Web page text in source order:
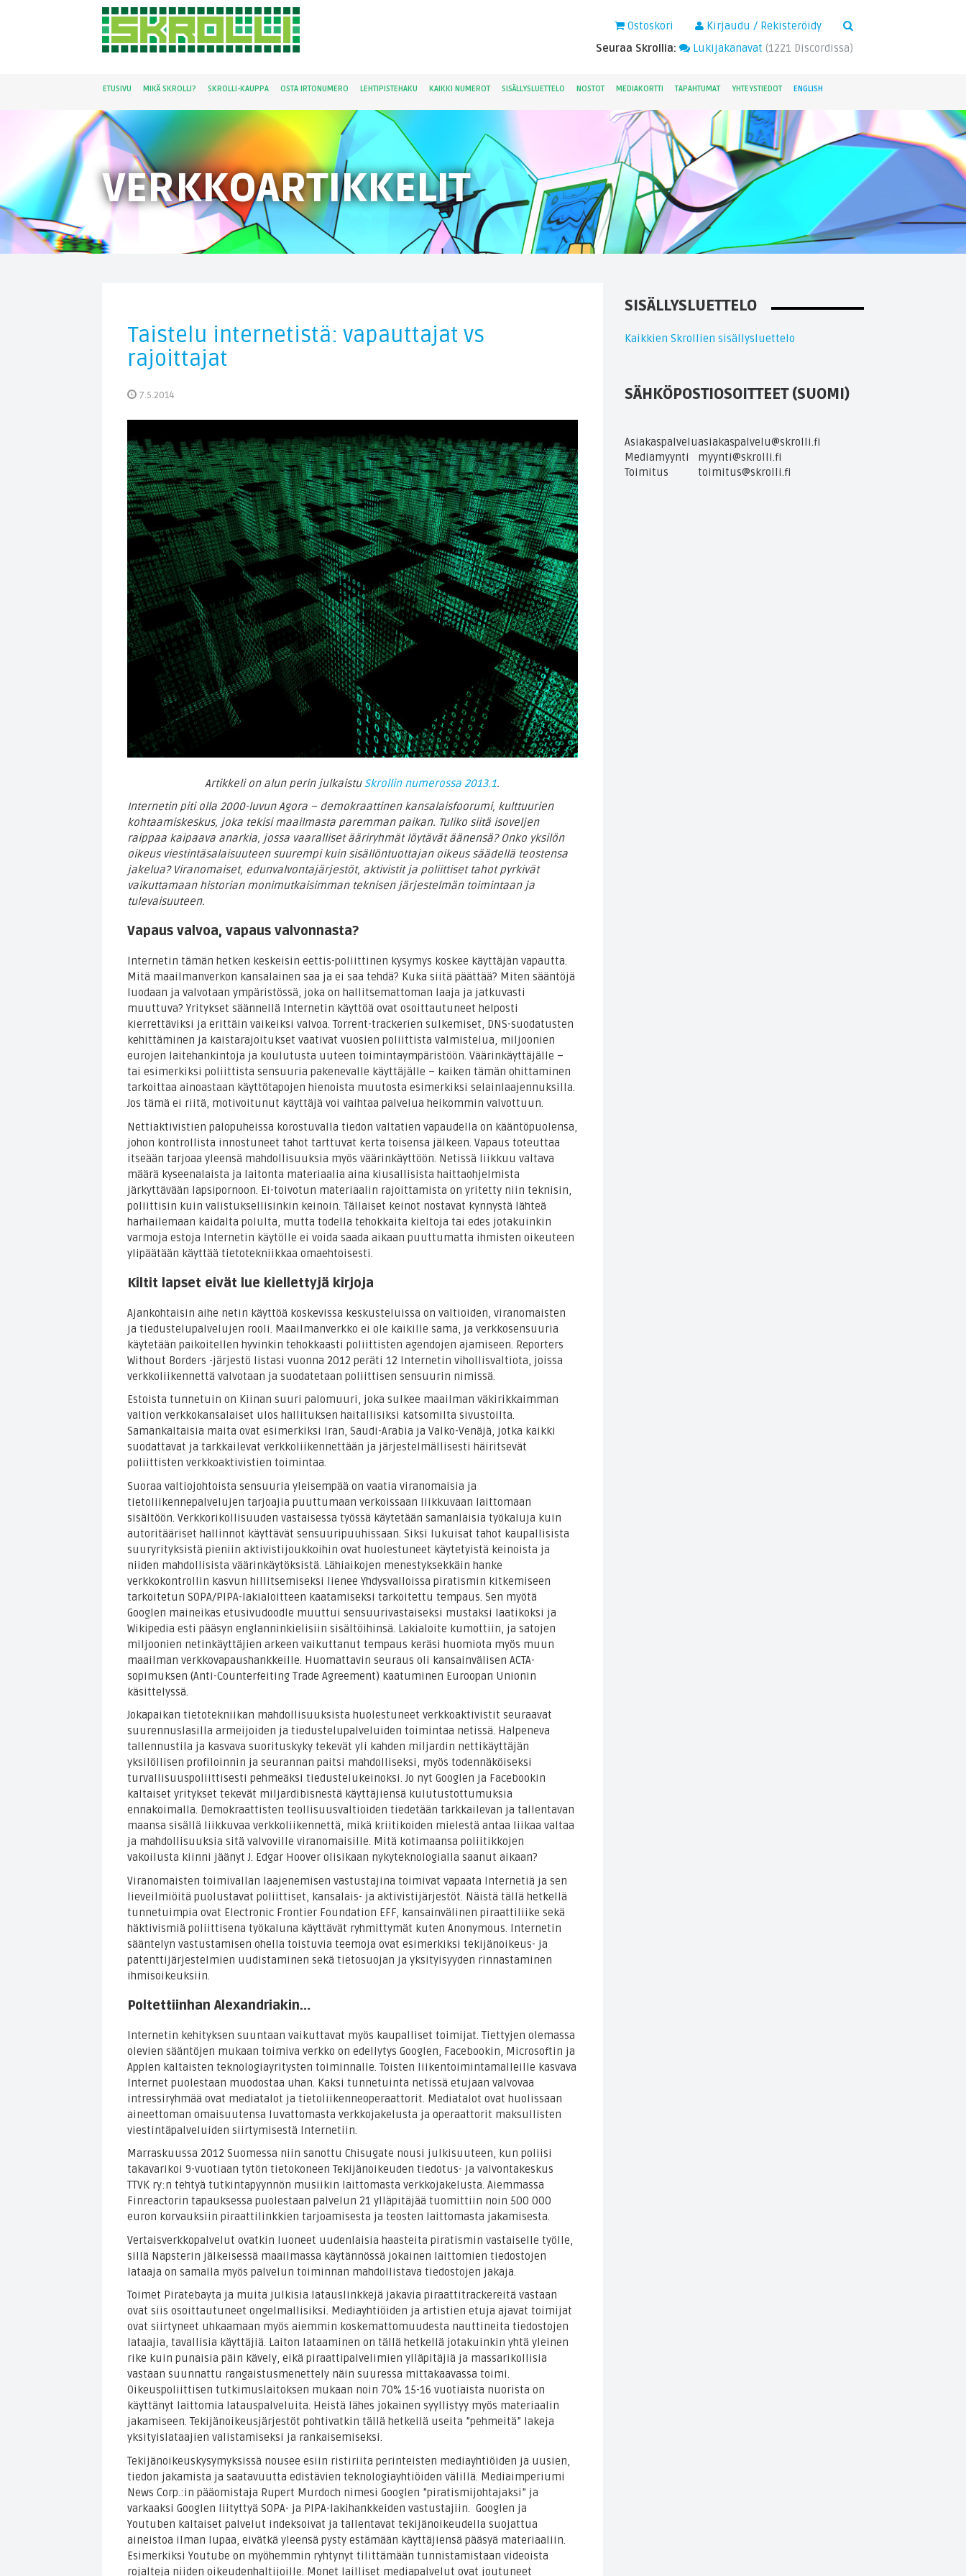
Kirjaudu / Rekisteröidy
Ostoskori
Seuraa Skrollia:
Lukijakanavat (1221 Discordissa)
ETUSIVU MIKÄ SKROLLI? SKROLLI-KAUPPA OSTA IRTONUMERO LEHTIPISTEHAKU KAIKKI NUMEROT SISÄLLYSLUETTELO NOSTOT MEDIAKORTTI TAPAHTUMAT YHTEYSTIEDOT ENGLISH
VERKKOARTIKKELIT
Taistelu internetistä: vapauttajat vs
rajoittajat
7.5.2014
Artikkeli on alun perin julkaistu Skrollin numerossa 2013.1.
Internetin piti olla 2000-luvun Agora – demokraattinen kansalaisfoorumi, kulttuurien
kohtaamiskeskus, joka tekisi maailmasta paremman paikan. Tuliko siitä isoveljen
raippaa kaipaava anarkia, jossa vaaralliset ääriryhmät löytävät äänensä? Onko yksilön
oikeus viestintäsalaisuuteen suurempi kuin sisällöntuottajan oikeus säädellä teostensa
jakelua? Viranomaiset, edunvalvontajärjestöt, aktivistit ja poliittiset tahot pyrkivät
vaikuttamaan historian monimutkaisimman teknisen järjestelmän toimintaan ja
tulevaisuuteen.
Vapaus valvoa, vapaus valvonnasta?
Internetin tämän hetken keskeisin eettis-poliittinen kysymys koskee käyttäjän vapautta.
Mitä maailmanverkon kansalainen saa ja ei saa tehdä? Kuka siitä päättää? Miten sääntöjä
luodaan ja valvotaan ympäristössä, joka on hallitsemattoman laaja ja jatkuvasti
muuttuva? Yritykset säännellä Internetin käyttöä ovat osoittautuneet helposti
kierrettäviksi ja erittäin vaikeiksi valvoa. Torrent-trackerien sulkemiset, DNS-suodatusten
kehittäminen ja kaistarajoitukset vaativat vuosien poliittista valmistelua, miljoonien
eurojen laitehankintoja ja koulutusta uuteen toimintaympäristöön. Väärinkäyttäjälle –
tai esimerkiksi poliittista sensuuria pakenevalle käyttäjälle – kaiken tämän ohittaminen
tarkoittaa ainoastaan käyttötapojen hienoista muutosta esimerkiksi selainlaajennuksilla.
Jos tämä ei riitä, motivoitunut käyttäjä voi vaihtaa palvelua heikommin valvottuun.
Nettiaktivistien palopuheissa korostuvalla tiedon valtatien vapaudella on kääntöpuolensa,
johon kontrollista innostuneet tahot tarttuvat kerta toisensa jälkeen. Vapaus toteuttaa
itseään tarjoaa yleensä mahdollisuuksia myös väärinkäyttöön. Netissä liikkuu valtava
määrä kyseenalaista ja laitonta materiaalia aina kiusallisista haittaohjelmista
järkyttävään lapsipornoon. Ei-toivotun materiaalin rajoittamista on yritetty niin teknisin,
poliittisin kuin valistuksellisinkin keinoin. Tällaiset keinot nostavat kynnystä lähteä
harhailemaan kaidalta polulta, mutta todella tehokkaita kieltoja tai edes jotakuinkin
varmoja estoja Internetin käytölle ei voida saada aikaan puuttumatta ihmisten oikeuteen
ylipäätään käyttää tietotekniikkaa omaehtoisesti.
Kiltit lapset eivät lue kiellettyjä kirjoja
Ajankohtaisin aihe netin käyttöä koskevissa keskusteluissa on valtioiden, viranomaisten
ja tiedustelupalvelujen rooli. Maailmanverkko ei ole kaikille sama, ja verkkosensuuria
käytetään paikoitellen hyvinkin tehokkaasti poliittisten agendojen ajamiseen. Reporters
Without Borders -järjestö listasi vuonna 2012 peräti 12 Internetin vihollisvaltiota, joissa
verkkoliikennettä valvotaan ja suodatetaan poliittisen sensuurin nimissä.
Estoista tunnetuin on Kiinan suuri palomuuri, joka sulkee maailman väkirikkaimman
valtion verkkokansalaiset ulos hallituksen haitallisiksi katsomilta sivustoilta.
Samankaltaisia maita ovat esimerkiksi Iran, Saudi-Arabia ja Valko-Venäjä, jotka kaikki
suodattavat ja tarkkailevat verkkoliikennettään ja järjestelmällisesti häiritsevät
poliittisten verkkoaktivistien toimintaa.
Suoraa valtiojohtoista sensuuria yleisempää on vaatia viranomaisia ja
tietoliikennepalvelujen tarjoajia puuttumaan verkoissaan liikkuvaan laittomaan
sisältöön. Verkkorikollisuuden vastaisessa työssä käytetään samanlaisia työkaluja kuin
autoritääriset hallinnot käyttävät sensuuripuuhissaan. Siksi lukuisat tahot kaupallisista
suuryrityksistä pieniin aktivistijoukkoihin ovat huolestuneet käytetyistä keinoista ja
niiden mahdollisista väärinkäytöksistä. Lähiaikojen menestyksekkäin hanke
verkkokontrollin kasvun hillitsemiseksi lienee Yhdysvalloissa piratismin kitkemiseen
tarkoitetun SOPA/PIPA-lakialoitteen kaatamiseksi tarkoitettu tempaus. Sen myötä
Googlen maineikas etusivudoodle muuttui sensuurivastaiseksi mustaksi laatikoksi ja
Wikipedia esti pääsyn englanninkielisiin sisältöihinsä. Lakialoite kumottiin, ja satojen
miljoonien netinkäyttäjien arkeen vaikuttanut tempaus keräsi huomiota myös muun
maailman verkkovapaushankkeille. Huomattavin seuraus oli kansainvälisen ACTA-
sopimuksen (Anti-Counterfeiting Trade Agreement) kaatuminen Euroopan Unionin
käsittelyssä.
Jokapaikan tietotekniikan mahdollisuuksista huolestuneet verkkoaktivistit seuraavat
suurennuslasilla armeijoiden ja tiedustelupalveluiden toimintaa netissä. Halpeneva
tallennustila ja kasvava suorituskyky tekevät yli kahden miljardin nettikäyttäjän
yksilöllisen profiloinnin ja seurannan paitsi mahdolliseksi, myös todennäköiseksi
turvallisuuspoliittisesti pehmeäksi tiedustelukeinoksi. Jo nyt Googlen ja Facebookin
kaltaiset yritykset tekevät miljardibisnestä käyttäjiensä kulutustottumuksia
ennakoimalla. Demokraattisten teollisuusvaltioiden tiedetään tarkkailevan ja tallentavan
maansa sisällä liikkuvaa verkkoliikennettä, mikä kriitikoiden mielestä antaa liikaa valtaa
ja mahdollisuuksia sitä valvoville viranomaisille. Mitä kotimaansa poliitikkojen
vakoilusta kiinni jäänyt J. Edgar Hoover olisikaan nykyteknologialla saanut aikaan?
Viranomaisten toimivallan laajenemisen vastustajina toimivat vapaata Internetiä ja sen
lieveilmiöitä puolustavat poliittiset, kansalais- ja aktivistijärjestöt. Näistä tällä hetkellä
tunnetuimpia ovat Electronic Frontier Foundation EFF, kansainvälinen piraattiliike sekä
häktivismiä poliittisena työkaluna käyttävät ryhmittymät kuten Anonymous. Internetin
sääntelyn vastustamisen ohella toistuvia teemoja ovat esimerkiksi tekijänoikeus- ja
patenttijärjestelmien uudistaminen sekä tietosuojan ja yksityisyyden rinnastaminen
ihmisoikeuksiin.
Poltettiinhan Alexandriakin…
Internetin kehityksen suuntaan vaikuttavat myös kaupalliset toimijat. Tiettyjen olemassa
olevien sääntöjen mukaan toimiva verkko on edellytys Googlen, Facebookin, Microsoftin ja
Applen kaltaisten teknologiayritysten toiminnalle. Toisten liikentoimintamalleille kasvava
Internet puolestaan muodostaa uhan. Kaksi tunnetuinta netissä etujaan valvovaa
intressiryhmää ovat mediatalot ja tietoliikenneoperaattorit. Mediatalot ovat huolissaan
aineettoman omaisuutensa luvattomasta verkkojakelusta ja operaattorit maksullisten
viestintäpalveluiden siirtymisestä Internetiin.
Marraskuussa 2012 Suomessa niin sanottu Chisugate nousi julkisuuteen, kun poliisi
takavarikoi 9-vuotiaan tytön tietokoneen Tekijänoikeuden tiedotus- ja valvontakeskus
TTVK ry:n tehtyä tutkintapyynnön musiikin laittomasta verkkojakelusta. Aiemmassa
Finreactorin tapauksessa puolestaan palvelun 21 ylläpitäjää tuomittiin noin 500 000
euron korvauksiin piraattilinkkien tarjoamisesta ja teosten laittomasta jakamisesta.
Vertaisverkkopalvelut ovatkin luoneet uudenlaisia haasteita piratismin vastaiselle työlle,
sillä Napsterin jälkeisessä maailmassa käytännössä jokainen laittomien tiedostojen
lataaja on samalla myös palvelun toiminnan mahdollistava tiedostojen jakaja.
Toimet Piratebayta ja muita julkisia latauslinkkejä jakavia piraattitrackereitä vastaan
ovat siis osoittautuneet ongelmallisiksi. Mediayhtiöiden ja artistien etuja ajavat toimijat
ovat siirtyneet uhkaamaan myös aiemmin koskemattomuudesta nauttineita tiedostojen
lataajia, tavallisia käyttäjiä. Laiton lataaminen on tällä hetkellä jotakuinkin yhtä yleinen
rike kuin punaisia päin kävely, eikä piraattipalvelimien ylläpitäjiä ja massarikollisia
vastaan suunnattu rangaistusmenettely näin suuressa mittakaavassa toimi.
Oikeuspoliittisen tutkimuslaitoksen mukaan noin 70% 15-16 vuotiaista nuorista on
käyttänyt laittomia latauspalveluita. Heistä lähes jokainen syyllistyy myös materiaalin
jakamiseen. Tekijänoikeusjärjestöt pohtivatkin tällä hetkellä useita ”pehmeitä” lakeja
yksityislataajien valistamiseksi ja rankaisemiseksi.
Tekijänoikeuskysymyksissä nousee esiin ristiriita perinteisten mediayhtiöiden ja uusien,
tiedon jakamista ja saatavuutta edistävien teknologiayhtiöiden välillä. Mediaimperiumi
News Corp.:in pääomistaja Rupert Murdoch nimesi Googlen ”piratismijohtajaksi” ja
varkaaksi Googlen liityttyä SOPA- ja PIPA-lakihankkeiden vastustajiin. Googlen ja
Youtuben kaltaiset palvelut indeksoivat ja tallentavat tekijänoikeudella suojattua
aineistoa ilman lupaa, eivätkä yleensä pysty estämään käyttäjiensä pääsyä materiaaliin.
Esimerkiksi Youtube on myöhemmin ryhtynyt tilittämään tunnistamistaan videoista
rojalteja niiden oikeudenhaltijoille. Monet lailliset mediapalvelut ovat joutuneet
SISÄLLYSLUETTELO
Kaikkien Skrollien sisällysluettelo
SÄHKÖPOSTIOSOITTEET (SUOMI)
Asiakaspalveluasiakaspalvelu@skrolli.fi
Mediamyynti
myynti@skrolli.fi
Toimitus
toimitus@skrolli.fi